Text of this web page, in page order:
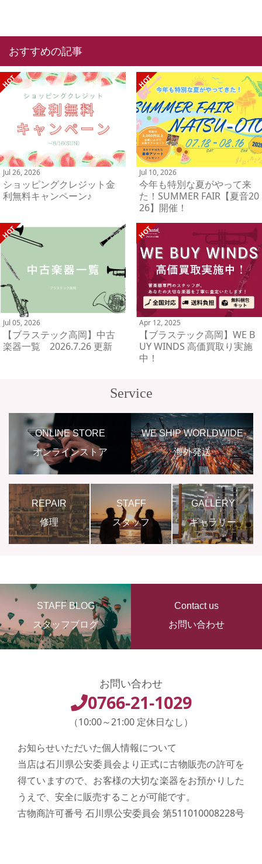
おすすめの記事
Jul 26, 2026
ショッピングクレジット金
利無料キャンペーン♪
Jul 10, 2026
今年も特別な夏がやって来
た！SUMMER FAIR【夏音20
26】開催！
Jul 05, 2026
【ブラステック高岡】中古
楽器一覧 2026.7.26 更新
Apr 12, 2025
【ブラステック高岡】WE B
UY WINDS 高価買取り実施
中！
Service
ONLINE STORE
オンラインストア
WE SHIP WORLDWIDE
海外発送
REPAIR
修理
STAFF
スタッフ
GALLERY
ギャラリー
STAFF BLOG
スタッフブログ
Contact us
お問い合わせ
お問い合わせ
0766-21-1029
（10:00～21:00 定休日なし）
お知らせいただいた個人情報について
当店は石川県公安委員会より正式に古物販売の許可を
得ていますので、お客様の大切な楽器をお預かりした
うえで、安全に販売することが可能です。
古物商許可番号 石川県公安委員会 第511010008228号